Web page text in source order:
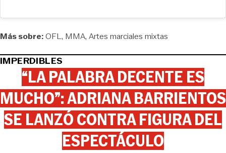
Más sobre:OFL MMA Artes marciales mixtas
IMPERDIBLES
“LA PALABRA DECENTE ES
MUCHO”: ADRIANA BARRIENTOS
SE LANZÓ CONTRA FIGURA DEL
ESPECTÁCULO